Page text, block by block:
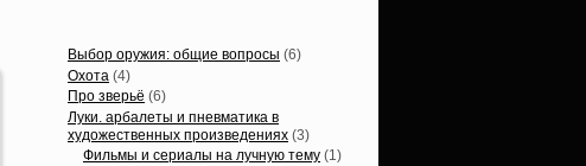
Выбор оружия: общие вопросы (6)
Охота (4)
Про зверьё (6)
Луки. арбалеты и пневматика в
художественных произведениях (3)
Фильмы и сериалы на лучную тему (1)